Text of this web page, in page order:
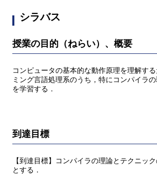
シラバス
授業の目的（ねらい）、概要
コンピュータの基本的な動作原理を理解す
ミング言語処理系のうち，特にコンパイラ
を学習する．
到達目標
【到達目標】コンパイラの理論とテクニッ
とする．